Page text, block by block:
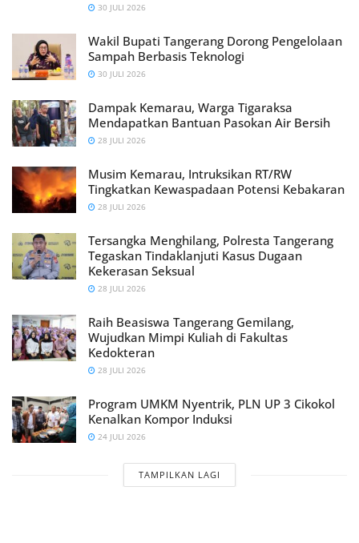
30 JULI 2026
Wakil Bupati Tangerang Dorong Pengelolaan
Sampah Berbasis Teknologi
30 JULI 2026
Dampak Kemarau, Warga Tigaraksa
Mendapatkan Bantuan Pasokan Air Bersih
28 JULI 2026
Musim Kemarau, Intruksikan RT/RW
Tingkatkan Kewaspadaan Potensi Kebakaran
28 JULI 2026
Tersangka Menghilang, Polresta Tangerang
Tegaskan Tindaklanjuti Kasus Dugaan
Kekerasan Seksual
28 JULI 2026
Raih Beasiswa Tangerang Gemilang,
Wujudkan Mimpi Kuliah di Fakultas
Kedokteran
28 JULI 2026
Program UMKM Nyentrik, PLN UP 3 Cikokol
Kenalkan Kompor Induksi
24 JULI 2026
TAMPILKAN LAGI